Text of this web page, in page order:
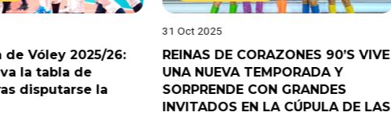
de Vóley 2025/26:
la tabla de
disputarse la
31 Oct 2025
REINAS DE CORAZONES 90’S VIVE
UNA NUEVA TEMPORADA Y
SORPRENDE CON GRANDES
INVITADOS EN LA CÚPULA DE LAS